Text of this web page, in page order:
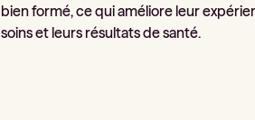
bien formé, ce qui améliore leur
soins et leurs résultats de santé.